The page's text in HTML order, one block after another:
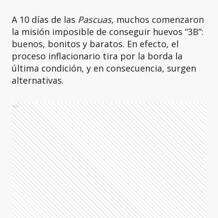
A 10 días de las Pascuas, muchos comenzaron
la misión imposible de conseguir huevos “3B”:
buenos, bonitos y baratos. En efecto, el
proceso inflacionario tira por la borda la
última condición, y en consecuencia, surgen
alternativas.
Ads